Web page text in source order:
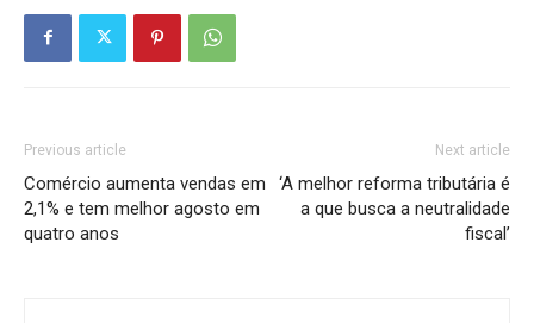
Previous article
Comércio aumenta vendas em
2,1% e tem melhor agosto em
quatro anos
Next article
‘A melhor reforma tributária é
a que busca a neutralidade
fiscal’